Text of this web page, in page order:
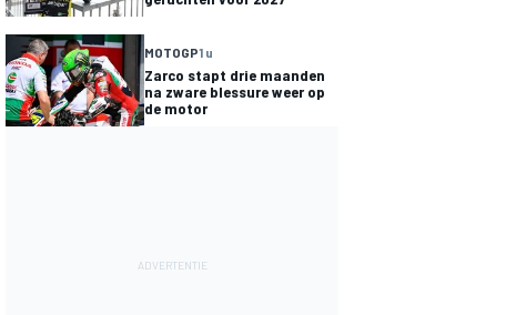
MOTOGP1 u
Zarco stapt drie maanden
na zware blessure weer op
de motor